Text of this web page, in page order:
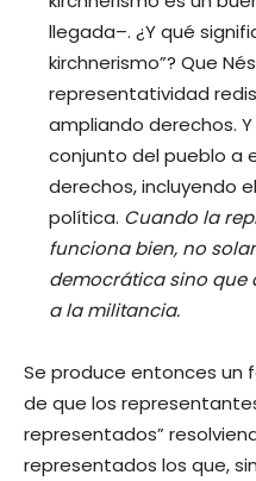
llegada–. ¿Y qué
kirchnerismo”? Que
representatividad
ampliando derechos.
conjunto del pueblo a
derechos, incluyendo
política. Cuando la
funciona bien, no
democrática sino
a la militancia.
Se produce entonces un
de que los
representados”
representados los que,